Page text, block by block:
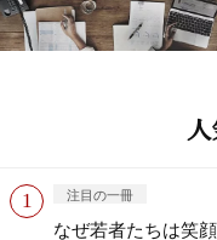
注目の一冊
なぜ若者たちは笑